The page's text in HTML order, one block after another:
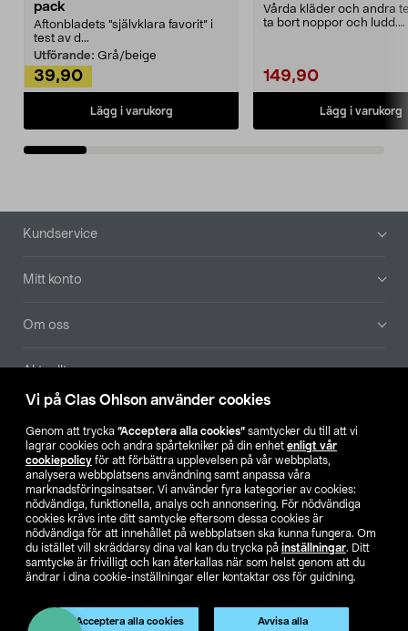
Vi på Clas Ohlson använder cookies
Genom att trycka ”Acceptera alla cookies” samtycker du till att vi
lagrar cookies och andra spårtekniker på din enhet enligt vår
cookiepolicy för att förbättra upplevelsen på vår webbplats,
analysera webbplatsens användning samt anpassa våra
marknadsföringsinsatser. Vi använder fyra kategorier av cookies:
nödvändiga, funktionella, analys och annonsering. För nödvändiga
cookies krävs inte ditt samtycke eftersom dessa cookies är
nödvändiga för att innehållet på webbplatsen ska kunna fungera. Om
du istället vill skräddarsy dina val kan du trycka på inställningar. Ditt
samtycke är frivilligt och kan återkallas när som helst genom att du
ändrar i dina cookie-inställningar eller kontaktar oss för guidning.
Acceptera alla cookies Avvisa alla
pack
Aftonbladets "självklara favorit” i
test av d...
Utförande: Grå/beige
39,90
Lägg i varukorg
Vårda kläder och andra
ta bort noppor och ludd.
149,90
Lägg i varukorg
Sidfot
Kundservice
Mitt konto
Om oss
Aktuellt
Hitta butik
SE NO FI
Köpvillkor Privacy statement Klubbvillkor För företag